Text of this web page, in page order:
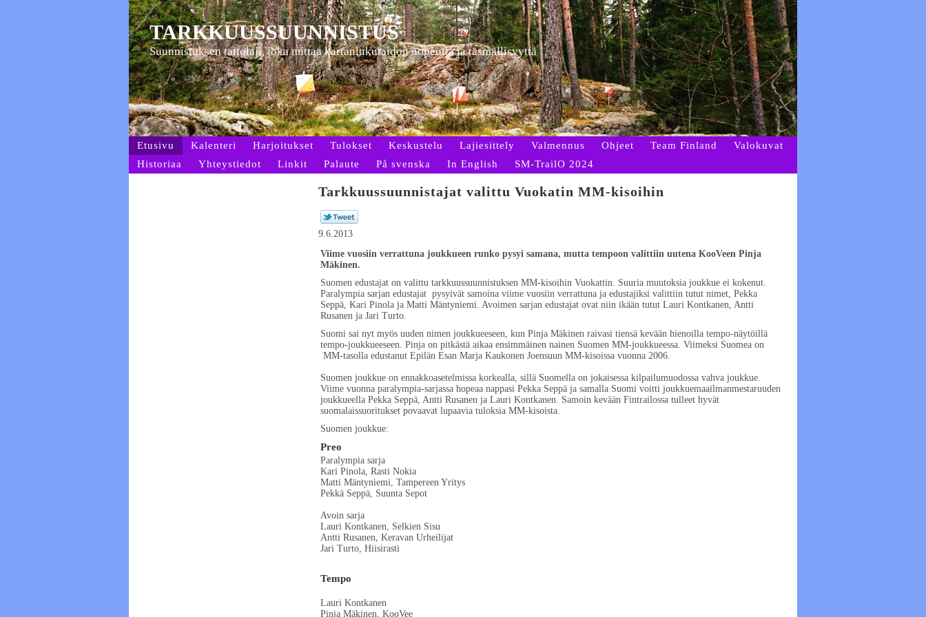
TARKKUUSSUUNNISTUS
Suunnistuksen taitolaji, joka mittaa kartanlukutaidon nopeutta ja täsmällisyyttä
Etusivu Kalenteri Harjoitukset Tulokset Keskustelu Lajiesittely Valmennus Ohjeet Team Finland
Valokuvat
Historiaa
Yhteystiedot Linkit Palaute På svenska In English SM-TrailO 2024
Tarkkuussuunnistajat valittu Vuokatin MM-kisoihin
9.6.2013
Viime vuosiin verrattuna joukkueen runko pysyi samana, mutta tempoon valittiin uutena KooVeen Pinja
Mäkinen.
Suomen edustajat on valittu tarkkuussuunnistuksen MM-kisoihin Vuokattin. Suuria muutoksia joukkue ei kokenut.
Paralympia sarjan edustajat pysyivät samoina viime vuosiin verrattuna ja edustajiksi valittiin tutut nimet, Pekka
Seppä, Kari Pinola ja Matti Mäntyniemi. Avoimen sarjan edustajat ovat niin ikään tutut Lauri Kontkanen, Antti
Rusanen ja Jari Turto.
Suomi sai nyt myös uuden nimen joukkueeseen, kun Pinja Mäkinen raivasi tiensä kevään hienoilla tempo-näytöillä
tempo-joukkueeseen. Pinja on pitkästä aikaa ensimmäinen nainen Suomen MM-joukkueessa. Viimeksi Suomea on
MM-tasolla edustanut Epilän Esan Marja Kaukonen Joensuun MM-kisoissa vuonna 2006.
Suomen joukkue on ennakkoasetelmissa korkealla, sillä Suomella on jokaisessa kilpailumuodossa vahva joukkue.
Viime vuonna paralympia-sarjassa hopeaa nappasi Pekka Seppä ja samalla Suomi voitti joukkuemaailmanmestaruuden
joukkueella Pekka Seppä, Antti Rusanen ja Lauri Kontkanen. Samoin kevään Fintrailossa tulleet hyvät
suomalaissuoritukset povaavat lupaavia tuloksia MM-kisoista.
Suomen joukkue:
Preo
Paralympia sarja
Kari Pinola, Rasti Nokia
Matti Mäntyniemi, Tampereen Yritys
Pekkä Seppä, Suunta Sepot
Avoin sarja
Lauri Kontkanen, Selkien Sisu
Antti Rusanen, Keravan Urheilijat
Jari Turto, Hiisirasti
Tempo
Lauri Kontkanen
Pinja Mäkinen, KooVee